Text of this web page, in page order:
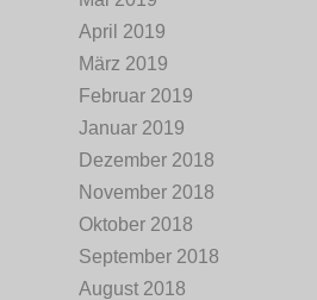
April 2019
März 2019
Februar 2019
Januar 2019
Dezember 2018
November 2018
Oktober 2018
September 2018
August 2018